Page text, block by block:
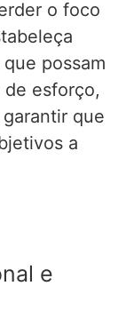
o foco
possam
de esforço,
que
a
e